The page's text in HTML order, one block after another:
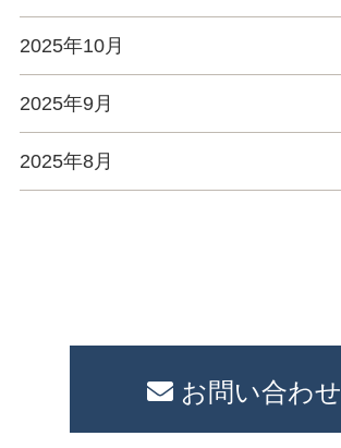
2025年10月
2025年9月
2025年8月
お問い合わせ